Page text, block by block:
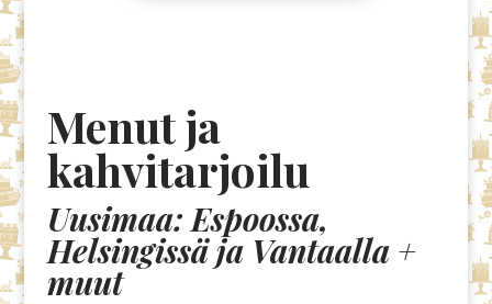
Menut ja
kahvitarjoilu
Uusimaa: Espoossa,
Helsingissä ja Vantaalla +
muut